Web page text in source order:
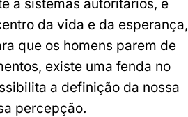
a sistemas autoritários, e
da vida e da esperança,
que os homens parem de
existe uma fenda no
a definição da nossa
percepção.